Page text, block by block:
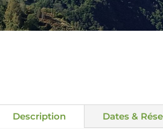
Description Dates &